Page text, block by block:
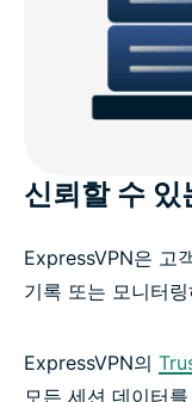
신뢰할 수 있
ExpressVPN은 고
기록 또는 모니터
ExpressVPN의
모든 세션 데이터